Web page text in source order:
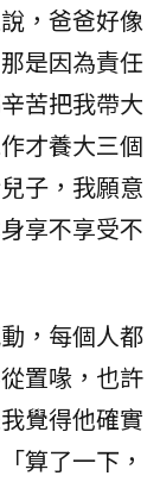
，爸爸好像
是因為責任
苦把我帶大
才養大三個
子，我願意
享不享受不
，每個人都
置喙，也許
覺得他確實
算了一下，